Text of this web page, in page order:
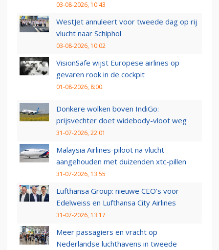
03-08-2026, 10:43
WestJet annuleert voor tweede dag op rij
vlucht naar Schiphol
03-08-2026, 10:02
VisionSafe wijst Europese airlines op
gevaren rook in de cockpit
01-08-2026, 8:00
Donkere wolken boven IndiGo:
prijsvechter doet widebody-vloot weg
31-07-2026, 22:01
Malaysia Airlines-piloot na vlucht
aangehouden met duizenden xtc-pillen
31-07-2026, 13:55
Lufthansa Group: nieuwe CEO’s voor
Edelweiss en Lufthansa City Airlines
31-07-2026, 13:17
Meer passagiers en vracht op
Nederlandse luchthavens in tweede